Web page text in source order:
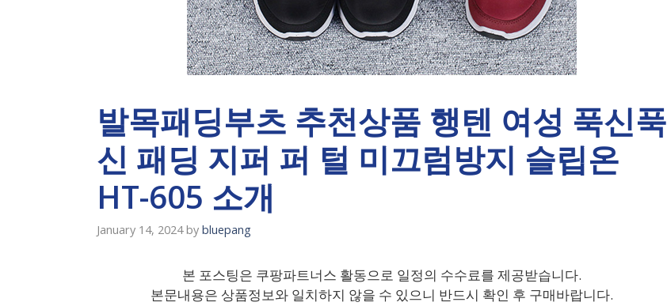
발목패딩부츠 추천상품 행텐 여성 푹신푹
신 패딩 지퍼 퍼 털 미끄럼방지 슬립온
HT-605 소개
January 14, 2024 by bluepang
본 포스팅은 쿠팡파트너스 활동으로 일정의 수수료를 제공받습니다.
본문내용은 상품정보와 일치하지 않을 수 있으니 반드시 확인 후 구매바랍니다.